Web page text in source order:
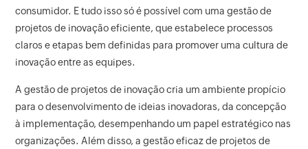
consumidor. E tudo isso só é possível com uma gestão de
projetos de inovação eficiente, que estabelece processos
claros e etapas bem definidas para promover uma cultura de
inovação entre as equipes.
A gestão de projetos de inovação cria um ambiente propício
para o desenvolvimento de ideias inovadoras, da concepção
à implementação, desempenhando um papel estratégico nas
organizações. Além disso, a gestão eficaz de projetos de